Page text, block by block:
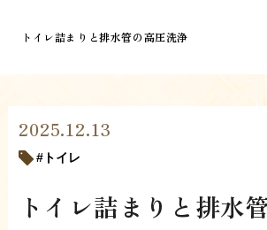
トイレ詰まりと排水管の高圧洗浄
2025.12.13
トイレ
トイレ詰まりと排水